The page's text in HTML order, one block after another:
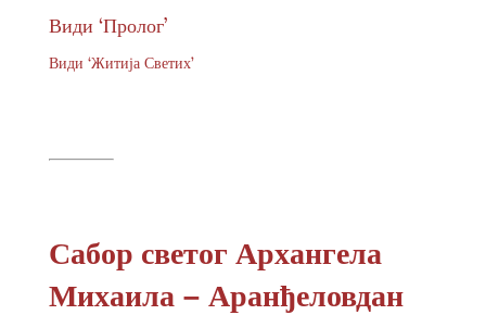
Види ‘Пролог’
Види ‘Житија Светих’
Сабор светог Архангела
Михаила – Аранђеловдан